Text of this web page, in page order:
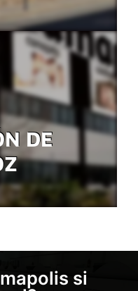
DE
si